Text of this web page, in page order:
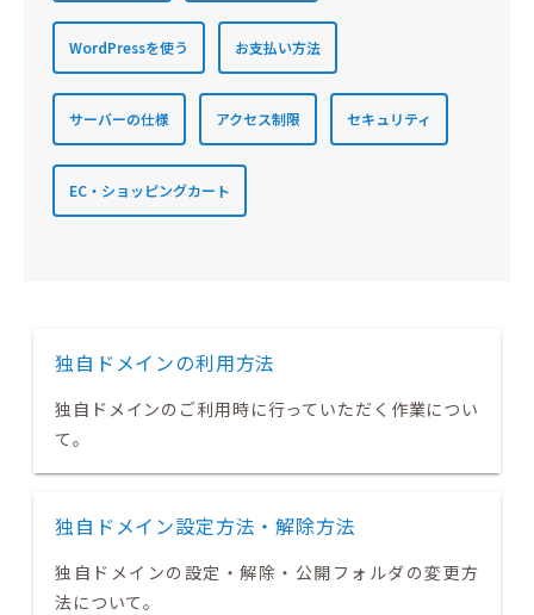
WordPressを使う お支払い方法
サーバーの仕様 アクセス制限 セキュリティ
EC・ショッピングカート
独自ドメインの利用方法
独自ドメインのご利用時に行っていただく作業につい
て。
独自ドメイン設定方法・解除方法
独自ドメインの設定・解除・公開フォルダの変更方
法について。